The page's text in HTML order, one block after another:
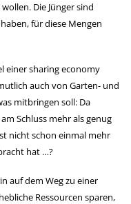
Die Jünger sind
für diese Mengen
einer sharing economy
auch von Garten- und
mitbringen soll: Da
Schluss mehr als genug
nicht schon einmal mehr
hat …?
auf dem Weg zu einer
Ressourcen sparen,